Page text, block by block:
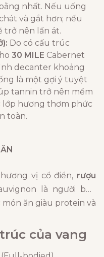
nhất. Nếu uống
và gắt hơn; nếu
trở nên lấn át.
Do có cấu trúc
30 MILE Cabernet
decanter khoảng
là một gợi ý tuyệt
tannin trở nên mềm
lớp hương thơm phức
toàn.
vị cổ điển, rượu
là người bạn
ăn giàu protein và
của vang